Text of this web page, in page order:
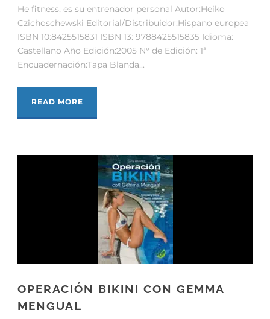
He fitness, es su entrenador personal Autor:Heiko
Czichoschewski Editorial/Distribuidor:Hispano europea
ISBN 10:8425515831 ISBN 13: 9788425515835 Idioma:
Castellano Año Edición:2005 N° de Edición: 1ª
Encuadernación:Tapa Blanda...
READ MORE
OPERACIÓN BIKINI CON GEMMA
MENGUAL